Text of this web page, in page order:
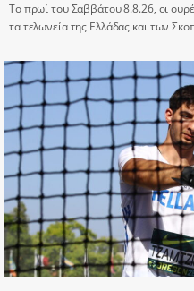
Το πρωί του Σαββάτου 8.8.26, οι
τα τελωνεία της Ελλάδας και των